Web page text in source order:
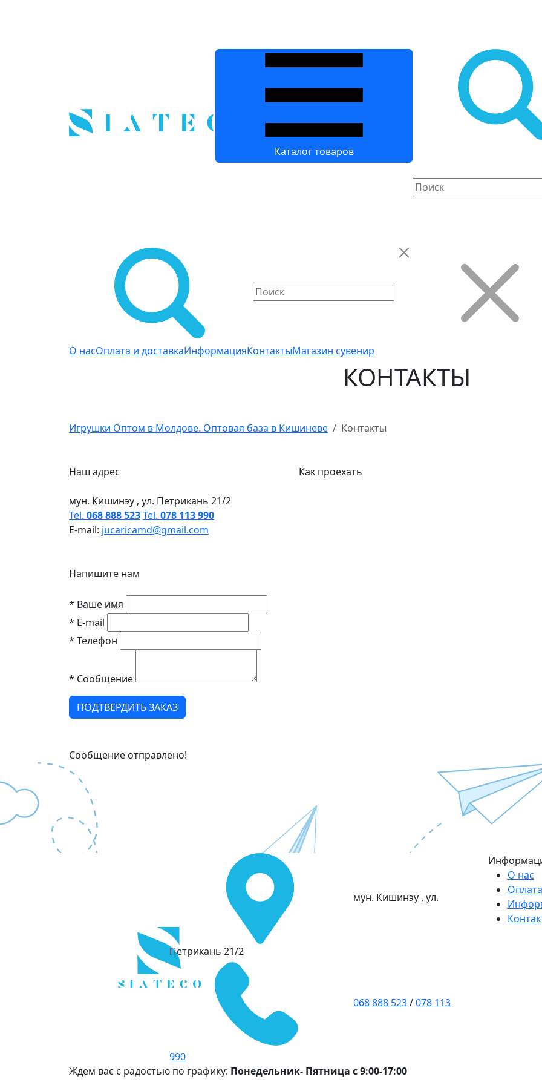
Каталог товаров
О насОплата и доставкаИнформацияКонтактыМагазин сувенир
КОНТАКТЫ
Игрушки Оптом в Молдове. Оптовая база в Кишиневе Контакты
Наш адрес
мун. Кишинэу , ул. Петрикань 21/2
Tel. 068 888 523Tel. 078 113 990
E-mail: jucaricamd@gmail.com
Напишите нам
* Ваше имя
* E-mail
* Телефон
* Сообщение
ПОДТВЕРДИТЬ ЗАКАЗ
Сообщение отправлено!
Как проехать
мун. Кишинэу , ул.
Петрикань 21/2
068 888 523/078 113
990
Ждем вас с радостью по графику: Понедельник- Пятница с 9:00-17:00
О нас